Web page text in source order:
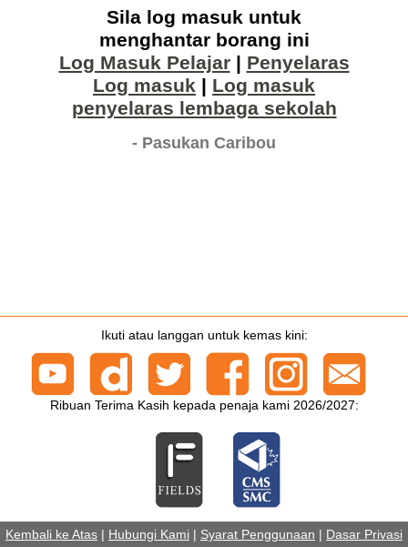
Sila log masuk untuk
menghantar borang ini
Log Masuk Pelajar| Penyelaras
Log masuk | Log masuk
penyelaras lembaga sekolah
- Pasukan Caribou
Ikuti atau langgan untuk kemas kini:
Ribuan Terima Kasih kepada penaja kami 2026/2027:
Kembali ke Atas | Hubungi Kami | Syarat Penggunaan | Dasar Privasi